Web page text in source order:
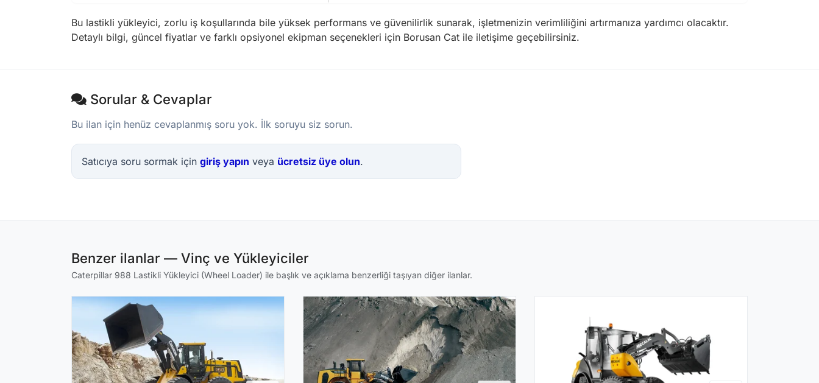
Bu lastikli yükleyici, zorlu iş koşullarında bile yüksek performans ve güvenilirlik sunarak, işletmenizin verimliliğini artırmanıza yardımcı olacaktır.
Detaylı bilgi, güncel fiyatlar ve farklı opsiyonel ekipman seçenekleri için Borusan Cat ile iletişime geçebilirsiniz.
Sorular & Cevaplar
Bu ilan için henüz cevaplanmış soru yok. İlk soruyu siz sorun.
Satıcıya soru sormak için giriş yapın veya ücretsiz üye olun.
Benzer ilanlar — Vinç ve Yükleyiciler
Caterpillar 988 Lastikli Yükleyici (Wheel Loader) ile başlık ve açıklama benzerliği taşıyan diğer ilanlar.